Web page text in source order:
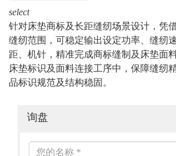
select
针对床垫商标及长距缝纫场景设计，凭
缝纫范围，可稳定输出设定功率、缝纫
距、机针，精准完成商标缝制及床垫面
床垫标识及面料连接工序中，保障缝纫
品标识规范及结构稳固。
询盘